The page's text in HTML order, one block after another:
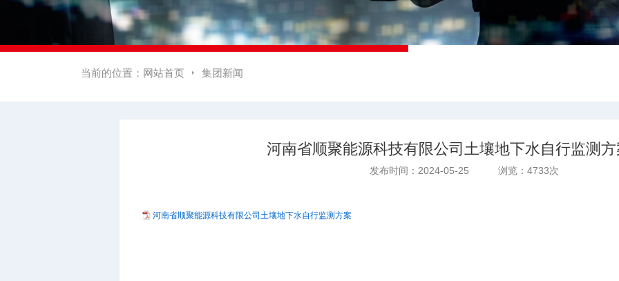
当前的位置： 网站首页  集团新闻
河南省顺聚能源科技有限公司土壤地下水自行监测
发布时间：2024-05-25 浏览：4733次
河南省顺聚能源科技有限公司土壤地下水自行监测方案